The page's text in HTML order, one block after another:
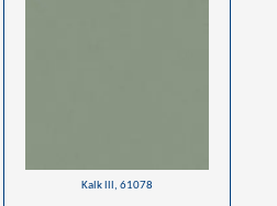
Kalk lll, 61078